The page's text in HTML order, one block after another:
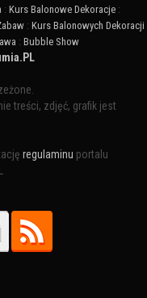
: Kurs Balonowe Dekoracje :
: Kurs Balonowych Dekoracji
: Bubble Show
treści, zdjęć, grafik jest
regulaminu portalu